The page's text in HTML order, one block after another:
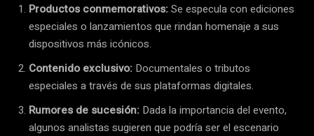
Productos conmemorativos:Se especula con ediciones
especiales o lanzamientos que rindan homenaje a sus
dispositivos más icónicos.
Contenido exclusivo: Documentales o tributos
especiales a través de sus plataformas digitales.
Rumores de sucesión: Dada la importancia del evento,
algunos analistas sugieren que podría ser el escenario